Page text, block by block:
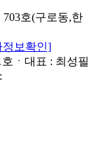
호(구로동,한
정보확인]
ㆍ대표 : 최성필